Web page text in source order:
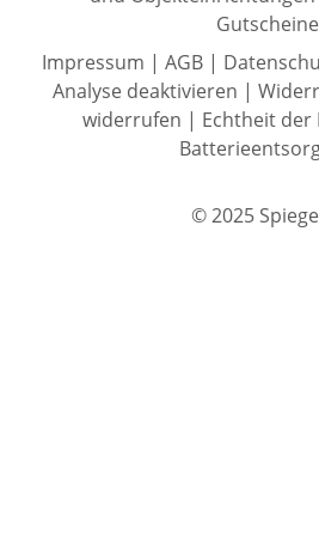
Gutscheine
Impressum | AGB|
Analyse deaktivieren |
widerrufen | Echtheit der
© 2025